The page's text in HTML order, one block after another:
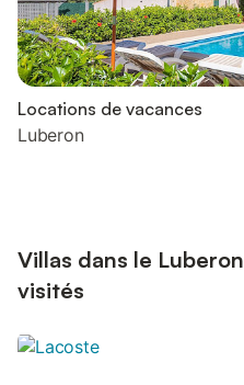
Locations de vacances
Luberon
Villas dans le
visités